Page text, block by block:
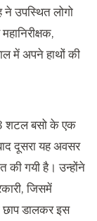
उपस्थित लोगो
में अपने हाथों की
शटल बसो के एक
दूसरा यह अवसर
की गयी है। उन्होंने
जिसमें
छाप डालकर इस